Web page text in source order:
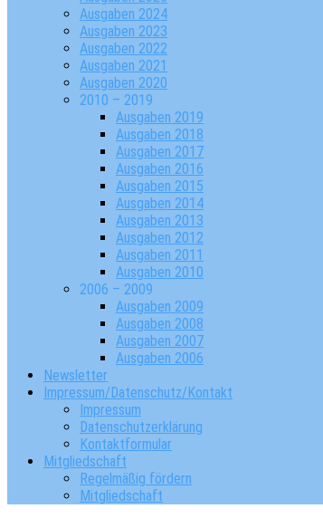
Ausgaben 2024
Ausgaben 2023
Ausgaben 2022
Ausgaben 2021
Ausgaben 2020
2010 – 2019
Ausgaben 2019
Ausgaben 2018
Ausgaben 2017
Ausgaben 2016
Ausgaben 2015
Ausgaben 2014
Ausgaben 2013
Ausgaben 2012
Ausgaben 2011
Ausgaben 2010
2006 – 2009
Ausgaben 2009
Ausgaben 2008
Ausgaben 2007
Ausgaben 2006
Newsletter
Impressum/Datenschutz/Kontakt
Impressum
Datenschutzerklärung
Kontaktformular
Mitgliedschaft
Regelmäßig fördern
Mitgliedschaft